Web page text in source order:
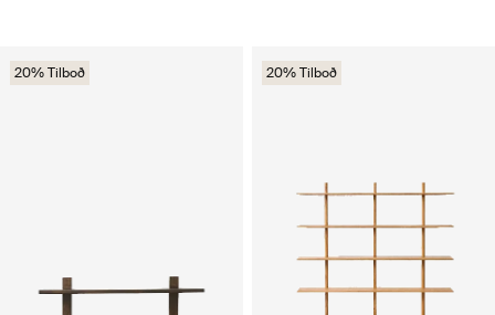
20% Tilboð 20% Tilboð